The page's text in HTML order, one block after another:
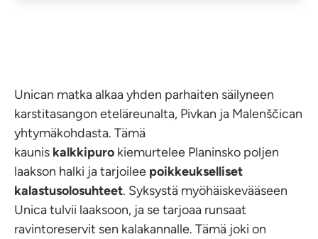
Unican matka alkaa yhden parhaiten säilyneen
karstitasangon eteläreunalta, Pivkan ja Malenščican
yhtymäkohdasta. Tämä
kaunis kalkkipuro kiemurtelee Planinsko poljen
laakson halki ja tarjoilee poikkeukselliset
kalastusolosuhteet. Syksystä myöhäiskevääseen
Unica tulvii laaksoon, ja se tarjoaa runsaat
ravintoreservit sen kalakannalle. Tämä joki on